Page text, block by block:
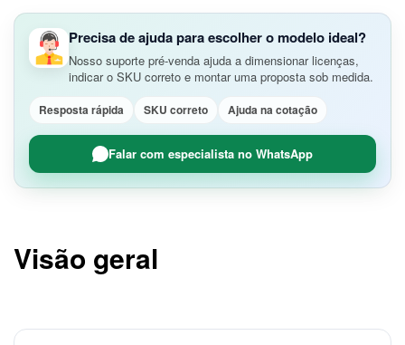
Precisa de ajuda para escolher o modelo ideal?
Nosso suporte pré-venda ajuda a dimensionar licenças,
indicar o SKU correto e montar uma proposta sob medida.
Resposta rápida SKU correto Ajuda na cotação
Falar com especialista no WhatsApp
Visão geral